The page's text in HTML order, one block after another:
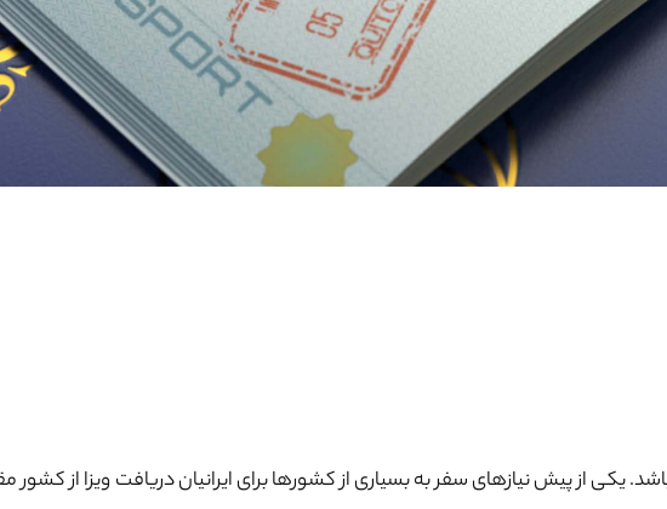
یکی از پیش نیازهای سفر به بسیاری از کشورها برای ایرانیان دریافت ویزا از